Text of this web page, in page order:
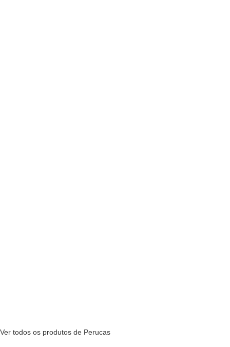
Ver todos os produtos de Perucas